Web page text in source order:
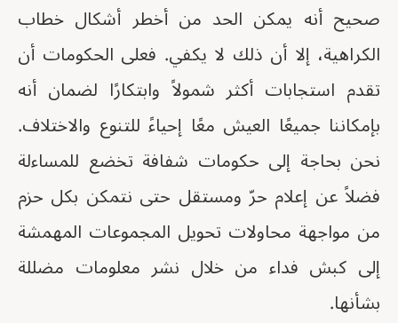
صحيح أنه يمكن الحد من أخطر أشكال خطاب
الكراهية، إلا أن ذلك لا يكفي. فعلى الحكومات أن
تقدم استجابات أكثر شمولاً وابتكارًا لضمان أنه
بإمكاننا جميعًا العيش معًا إحياءً للتنوع والاختلاف.
نحن بحاجة إلى حكومات شفافة تخضع للمساءلة
فضلاً عن إعلام حرّ ومستقل حتى نتمكن بكل حزم
من مواجهة محاولات تحويل المجموعات المهمشة
إلى كبش فداء من خلال نشر معلومات مضللة
بشأنها.